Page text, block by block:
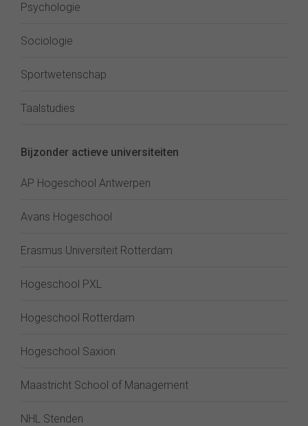
Psychologie
Sociologie
Sportwetenschap
Taalstudies
Bijzonder actieve universiteiten
AP Hogeschool Antwerpen
Avans Hogeschool
Erasmus Universiteit Rotterdam
Hogeschool PXL
Hogeschool Rotterdam
Hogeschool Saxion
Maastricht School of Management
NHL Stenden